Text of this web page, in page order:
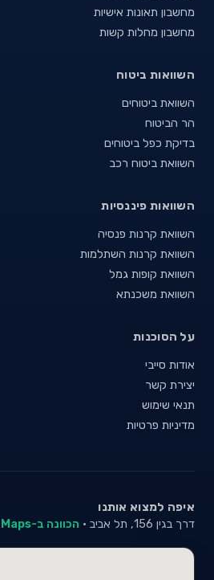
מחשבון תאונות אישיות
מחשבון מחלות קשות
השוואות ביטוח
השוואת ביטוחים
הר הביטוח
בדיקת כפל ביטוחים
השוואת ביטוח רכב
השוואות פיננסיות
השוואת קרנות פנסיה
השוואת קרנות השתלמות
השוואת קופות גמל
השוואת משכנתא
על הסוכנות
אודות סייבי
יצירת קשר
תנאי שימוש
מדיניות פרטיות
איפה למצוא אותנו
דרך בגין 156, תל אביב · הכוונה ב-Google Maps ←